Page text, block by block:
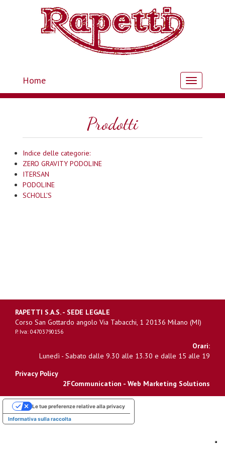
Toggle
navigation
Home
Prodotti
Indice delle categorie:
ZERO GRAVITY PODOLINE
ITERSAN
PODOLINE
SCHOLL'S
RAPETTI S.A.S. - SEDE LEGALE
Corso San Gottardo angolo Via Tabacchi, 1 20136 Milano (MI)
P. Iva: 04703790156
Orari:
Lunedì - Sabato dalle 9.30 alle 13.30 e dalle 15 alle 19
Privacy Policy
2FCommunication - Web Marketing Solutions
Informativa sulla raccolta
Le tue preferenze relative alla privacy